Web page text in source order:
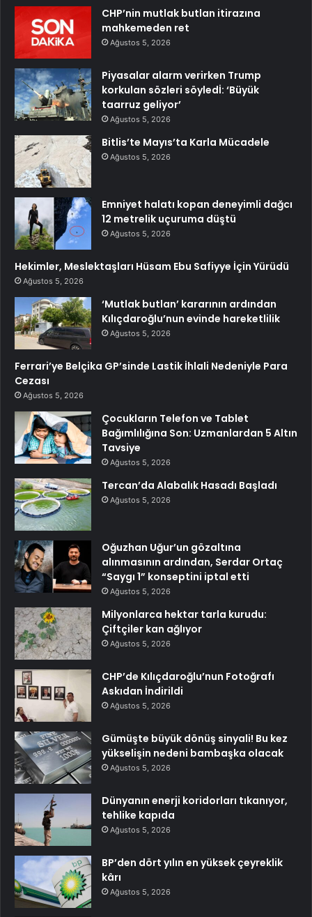
CHP’nin mutlak butlan itirazına
mahkemeden ret
Ağustos 5, 2026
Piyasalar alarm verirken Trump
korkulan sözleri söyledİ: ‘Büyük
taarruz geliyor’
Ağustos 5, 2026
Bitlis’te Mayıs’ta Karla Mücadele
Ağustos 5, 2026
Emniyet halatı kopan deneyimli dağcı
12 metrelik uçuruma düştü
Ağustos 5, 2026
Hekimler, Meslektaşları Hüsam Ebu Safiyye İçin Yürüdü
Ağustos 5, 2026
‘Mutlak butlan’ kararının ardından
Kılıçdaroğlu’nun evinde hareketlilik
Ağustos 5, 2026
Ferrari’ye Belçika GP’sinde Lastik İhlali Nedeniyle Para
Cezası
Ağustos 5, 2026
Çocukların Telefon ve Tablet
Bağımlılığına Son: Uzmanlardan 5 Altın
Tavsiye
Ağustos 5, 2026
Tercan’da Alabalık Hasadı Başladı
Ağustos 5, 2026
Oğuzhan Uğur’un gözaltına
alınmasının ardından, Serdar Ortaç
“Saygı 1” konseptini iptal etti
Ağustos 5, 2026
Milyonlarca hektar tarla kurudu:
Çiftçiler kan ağlıyor
Ağustos 5, 2026
CHP’de Kılıçdaroğlu’nun Fotoğrafı
Askıdan İndirildi
Ağustos 5, 2026
Gümüşte büyük dönüş sinyali! Bu kez
yükselişin nedeni bambaşka olacak
Ağustos 5, 2026
Dünyanın enerji koridorları tıkanıyor,
tehlike kapıda
Ağustos 5, 2026
BP’den dört yılın en yüksek çeyreklik
kârı
Ağustos 5, 2026